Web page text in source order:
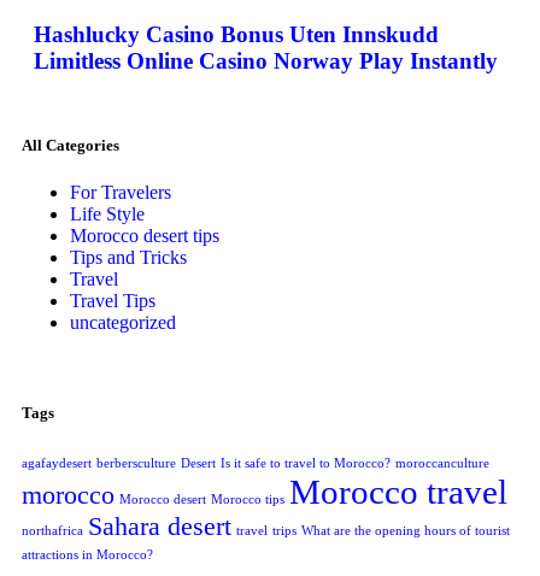
Hashlucky Casino Bonus Uten Innskudd
Limitless Online Casino Norway Play Instantly
All Categories
For Travelers
Life Style
Morocco desert tips
Tips and Tricks
Travel
Travel Tips
uncategorized
Tags
agafaydesert berbersculture Desert Is it safe to travel to Morocco? moroccanculture
morocco Morocco desert Morocco tips Morocco travel
northafrica Sahara desert travel trips What are the opening hours of tourist
attractions in Morocco?